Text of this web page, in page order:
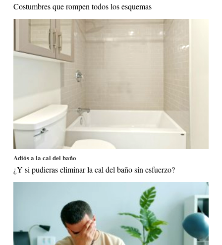
Costumbres que rompen todos los esquemas
Adiós a la cal del baño
¿Y si pudieras eliminar la cal del baño sin esfuerzo?